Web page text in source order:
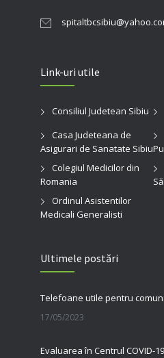
Link-uri utile
Consiliul Judetean Sibiu
Casa Judeteana de
Asigurari de Sanatate Sibiu
Colegiul Medicilor din
Romania
Ordinul Asistentilor
Medicali Generalisti
Ultimele postări
17/05/2023